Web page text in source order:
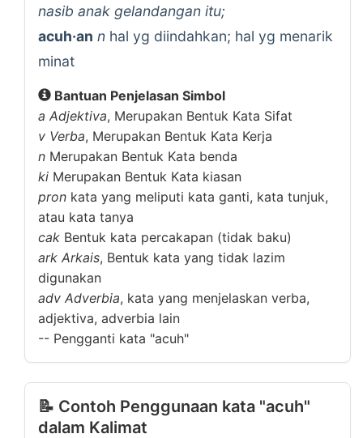
nasib anak gelandangan itu;
acuh·an n hal yg diindahkan; hal yg menarik
minat
Bantuan Penjelasan Simbol
a Adjektiva, Merupakan Bentuk Kata Sifat
v Verba, Merupakan Bentuk Kata Kerja
n Merupakan Bentuk Kata benda
ki Merupakan Bentuk Kata kiasan
pron kata yang meliputi kata ganti, kata tunjuk,
atau kata tanya
cak Bentuk kata percakapan (tidak baku)
ark Arkais, Bentuk kata yang tidak lazim
digunakan
adv Adverbia, kata yang menjelaskan verba,
adjektiva, adverbia lain
-- Pengganti kata "acuh"
📝 Contoh Penggunaan kata "acuh"
dalam Kalimat